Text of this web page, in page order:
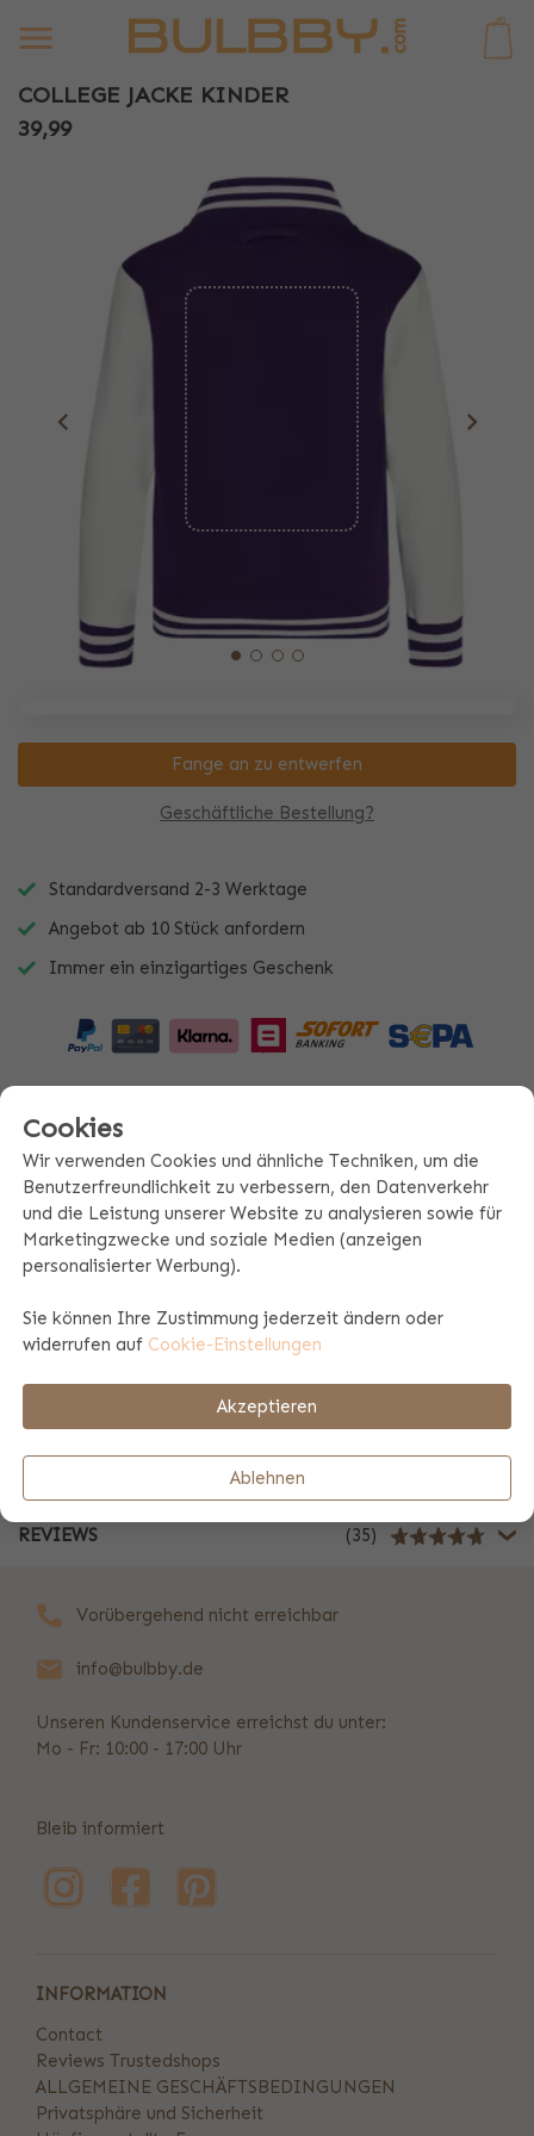
COLLEGE JACKE KINDER
39,99
Geschäftliche Bestellung?
Fange an zu entwerfen
Standardversand 2-3 Werktage
Angebot ab 10 Stück anfordern
Immer ein einzigartiges Geschenk
Produktspezifikationen
Produktinformation
Geschäftsgeschenk
REVIEWS (35)
Vorübergehend nicht erreichbar
info@bulbby.de
Unseren Kundenservice erreichst du unter:
Mo - Fr: 10:00 - 17:00 Uhr
Bleib informiert
INFORMATION
Contact
Reviews Trustedshops
ALLGEMEINE GESCHÄFTSBEDINGUNGEN
Privatsphäre und Sicherheit
Cookies
Wir verwenden Cookies und ähnliche Techniken, um die
Benutzerfreundlichkeit zu verbessern, den Datenverkehr
und die Leistung unserer Website zu analysieren sowie für
Marketingzwecke und soziale Medien (anzeigen
personalisierter Werbung).
Sie können Ihre Zustimmung jederzeit ändern oder
widerrufen auf Cookie-Einstellungen
Akzeptieren
Ablehnen